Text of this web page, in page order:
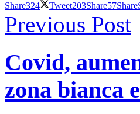
Share324 Tweet203Share57Share
Previous Post
Covid,
zona bianca